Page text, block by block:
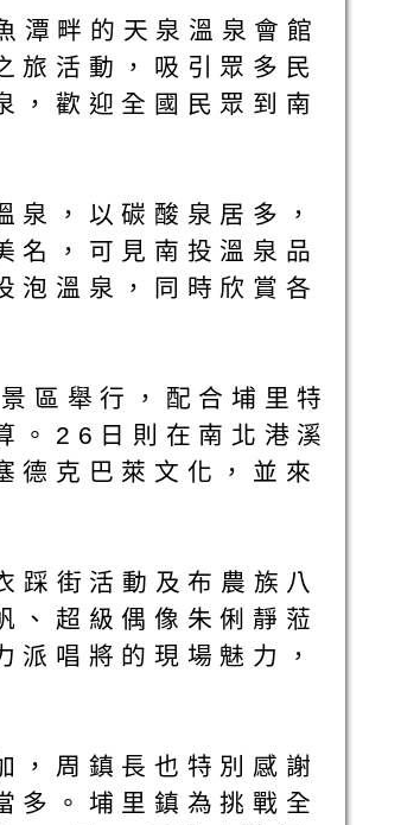
潭畔的天泉溫泉會館
旅活動，吸引眾多民
，歡迎全國民眾到南
泉，以碳酸泉居多，
名，可見南投溫泉品
泡溫泉，同時欣賞各
區舉行，配合埔里特
。26日則在南北港溪
德克巴萊文化，並來
踩街活動及布農族八
、超級偶像朱俐靜蒞
派唱將的現場魅力，
，周鎮長也特別感謝
多。埔里鎮為挑戰全